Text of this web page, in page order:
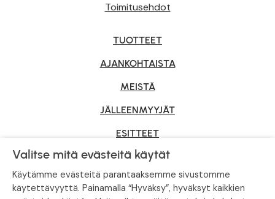
Toimitusehdot
TUOTTEET
AJANKOHTAISTA
MEISTÄ
JÄLLEENMYYJÄT
ESITTEET
YRITYSMYYNTI
Valitse mitä evästeitä käytät
Käytämme evästeitä parantaaksemme sivustomme
käytettävyyttä. Painamalla “Hyväksy”, hyväksyt kaikkien